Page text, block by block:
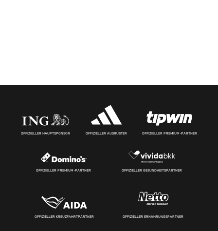
OFFIZIELLER HAUPTSPONSOR OFFIZIELLER AUSRÜSTER OFFIZIELLER PREMIUM-PARTNER
OFFIZIELLER PREMIUM-PARTNER OFFIZIELLER GESUNDHEITSPARTNER
OFFIZIELLER KREUZFAHRTPARTNER OFFIZIELLER ERNÄHRUNGSPARTNER